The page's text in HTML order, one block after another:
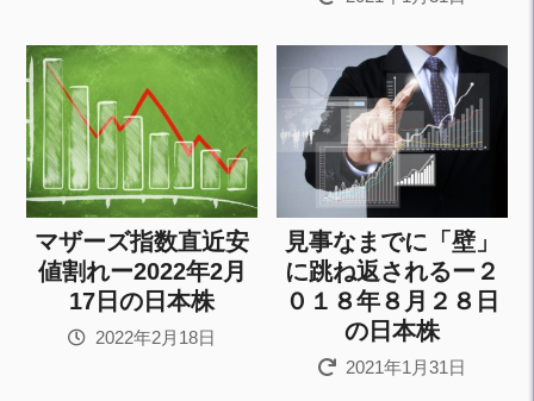
マザーズ指数直近安
値割れー2022年2月
17日の日本株
2022年2月18日
見事なまでに「壁」
に跳ね返されるー２
０１８年８月２８日
の日本株
2021年1月31日